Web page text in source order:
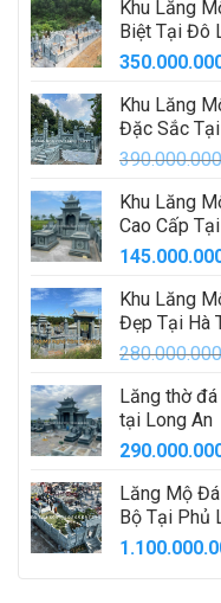
Khu Lăng
Biệt Tại Đô
Khu Lăng
Đặc Sắc
390.000.000
Khu Lăng
Cao Cấp
Khu Lăng
Đẹp Tại Hà
280.000.000
Lăng thờ
tại Long An
Lăng Mộ
Bộ Tại Phủ